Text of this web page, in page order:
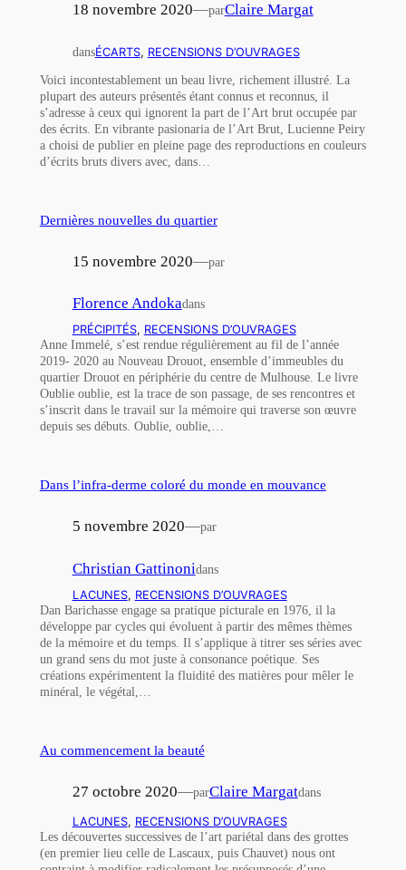
18 novembre 2020—parClaire Margat
dansÉCARTS, RECENSIONS D’OUVRAGES
Voici incontestablement un beau livre, richement illustré. La
plupart des auteurs présentés étant connus et reconnus, il
s’adresse à ceux qui ignorent la part de l’Art brut occupée par
des écrits. En vibrante pasionaria de l’Art Brut, Lucienne Peiry
a choisi de publier en pleine page des reproductions en couleurs
d’écrits bruts divers avec, dans…
Dernières nouvelles du quartier
15 novembre 2020—par
Florence Andokadans
PRÉCIPITÉS, RECENSIONS D’OUVRAGES
Anne Immelé, s’est rendue régulièrement au fil de l’année
2019- 2020 au Nouveau Drouot, ensemble d’immeubles du
quartier Drouot en périphérie du centre de Mulhouse. Le livre
Oublie oublie, est la trace de son passage, de ses rencontres et
s’inscrit dans le travail sur la mémoire qui traverse son œuvre
depuis ses débuts. Oublie, oublie,…
Dans l’infra-derme coloré du monde en mouvance
5 novembre 2020—par
Christian Gattinonidans
LACUNES, RECENSIONS D’OUVRAGES
Dan Barichasse engage sa pratique picturale en 1976, il la
développe par cycles qui évoluent à partir des mêmes thèmes
de la mémoire et du temps. Il s’applique à titrer ses séries avec
un grand sens du mot juste à consonance poétique. Ses
créations expérimentent la fluidité des matières pour mêler le
minéral, le végétal,…
Au commencement la beauté
27 octobre 2020—parClaire Margatdans
LACUNES, RECENSIONS D’OUVRAGES
Les découvertes successives de l’art pariétal dans des grottes
(en premier lieu celle de Lascaux, puis Chauvet) nous ont